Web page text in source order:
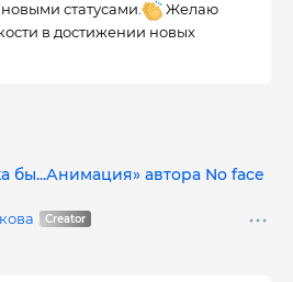
статусами.
Желаю
в достижении новых
бы...Анимация» автора No face